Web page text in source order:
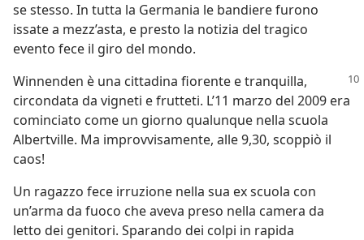
se stesso. In tutta la Germania le bandiere furono
issate a mezz’asta, e presto la notizia del tragico
evento fece il giro del mondo.
Winnenden è una cittadina fiorente e tranquilla,
circondata da vigneti e frutteti. L’11 marzo del 2009 era
cominciato come un giorno qualunque nella scuola
Albertville. Ma improvvisamente, alle 9,30, scoppiò il
caos!
Un ragazzo fece irruzione nella sua ex scuola con
un’arma da fuoco che aveva preso nella camera da
letto dei genitori. Sparando dei colpi in rapida